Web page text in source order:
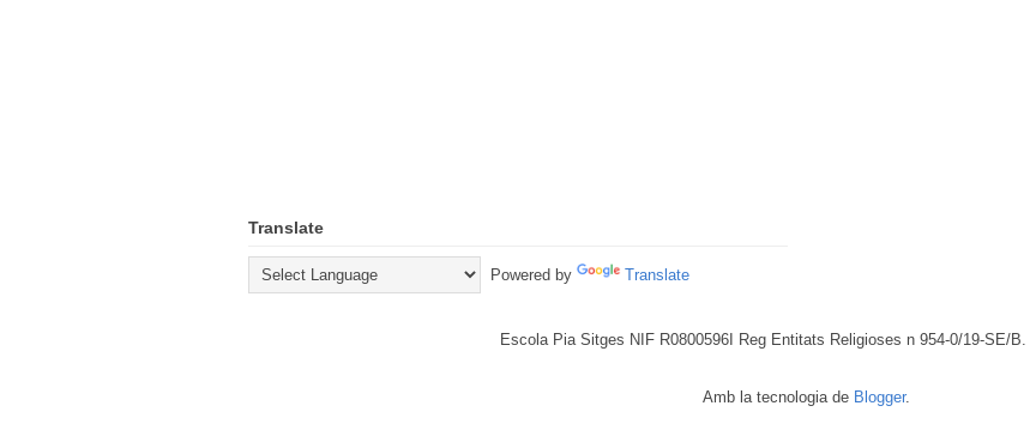
Translate
Powered by Translate
Escola Pia Sitges NIF R0800596I Reg Entitats Religioses n 954-0/19-SE/B. |
Amb la tecnologia de Blogger.